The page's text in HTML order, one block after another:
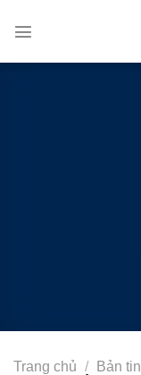
đến
Trang chủ / Bản tin